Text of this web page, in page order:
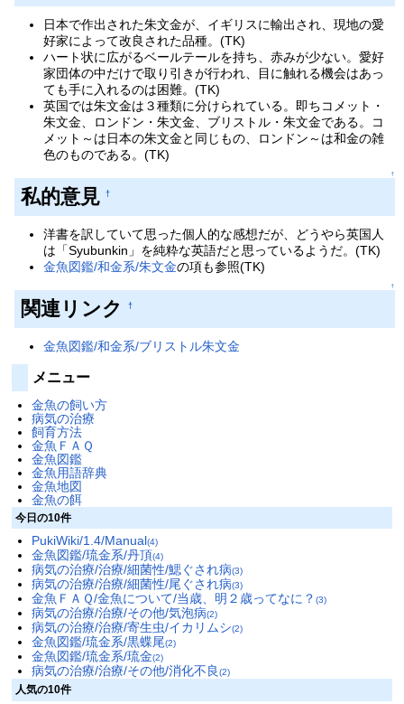
日本で作出された朱文金が、イギリスに輸出され、現地の愛
好家によって改良された品種。(TK)
ハート状に広がるベールテールを持ち、赤みが少ない。愛好
家団体の中だけで取り引きが行われ、目に触れる機会はあっ
ても手に入れるのは困難。(TK)
英国では朱文金は３種類に分けられている。即ちコメット・
朱文金、ロンドン・朱文金、ブリストル・朱文金である。コ
メット～は日本の朱文金と同じもの、ロンドン～は和金の雑
色のものである。(TK)
↑
私的意見 †
洋書を訳していて思った個人的な感想だが、どうやら英国人
は「Syubunkin」を純粋な英語だと思っているようだ。(TK)
金魚図鑑/和金系/朱文金の項も参照(TK)
↑
関連リンク †
金魚図鑑/和金系/ブリストル朱文金
メニュー
金魚の飼い方
病気の治療
飼育方法
金魚ＦＡＱ
金魚図鑑
金魚用語辞典
金魚地図
金魚の餌
今日の10件
PukiWiki/1.4/Manual(4)
金魚図鑑/琉金系/丹頂(4)
病気の治療/治療/細菌性/鰓ぐされ病(3)
病気の治療/治療/細菌性/尾ぐされ病(3)
金魚ＦＡＱ/金魚について/当歳、明２歳ってなに？ (3)
病気の治療/治療/その他/気泡病(2)
病気の治療/治療/寄生虫/イカリムシ(2)
金魚図鑑/琉金系/黒蝶尾(2)
金魚図鑑/琉金系/琉金(2)
病気の治療/治療/その他/消化不良(2)
人気の10件